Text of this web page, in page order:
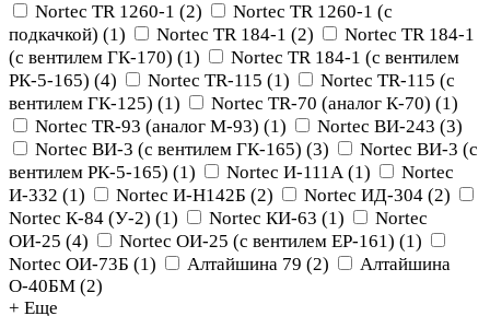
Nortec TR 1260-1 (2)
Nortec TR 1260-1 (с
подкачкой) (1) Nortec TR 184-1 (2)
Nortec TR 184-1
(с вентилем ГК-170) (1)
Nortec TR 184-1 (с вентилем
РК-5-165) (4) Nortec TR-115 (1)
Nortec TR-115 (с
вентилем ГК-125) (1) Nortec TR-70 (аналог К-70) (1)
Nortec TR-93 (аналог М-93) (1) Nortec ВИ-243 (3)
Nortec ВИ-3 (с вентилем ГК-165) (3)
Nortec ВИ-3 (с
вентилем РК-5-165) (1) Nortec И-111А (1)
Nortec
И-332 (1) Nortec И-Н142Б (2) Nortec ИД-304 (2)
Nortec К-84 (У-2) (1) Nortec КИ-63 (1)
Nortec
ОИ-25 (4) Nortec ОИ-25 (с вентилем ЕР-161) (1)
Nortec ОИ-73Б (1) Алтайшина 79 (2)
Алтайшина
О-40БМ (2)
+ Еще